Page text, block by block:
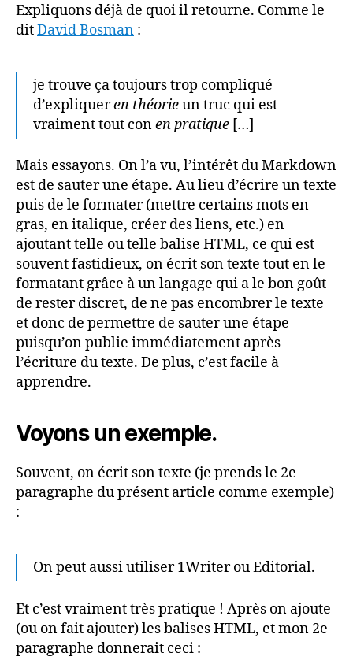
Expliquons déjà de quoi il retourne. Comme le
ditDavid Bosman :
je trouve ça toujours trop compliqué
d’expliqueren théorieun truc qui est
vraiment tout conen pratique […]
Mais essayons. On l’a vu, l’intérêt du Markdown
est de sauter une étape. Au lieu d’écrire un texte
puis de le formater (mettre certains mots en
gras, en italique, créer des liens, etc.) en
ajoutant telle ou telle balise HTML, ce qui est
souvent fastidieux, on écrit son texte tout en le
formatant grâce à un langage qui a le bon goût
de rester discret, de ne pas encombrer le texte
et donc de permettre de sauter une étape
puisqu’on publie immédiatement après
l’écriture du texte. De plus, c’est facile à
apprendre.
Voyons un exemple.
Souvent, on écrit son texte (je prends le 2e
paragraphe du présent article comme exemple)
:
On peut aussi utiliser 1Writer ou Editorial.
Et c’est vraiment très pratique ! Après on ajoute
(ou on fait ajouter) les balises HTML, et mon 2e
paragraphe donnerait ceci :